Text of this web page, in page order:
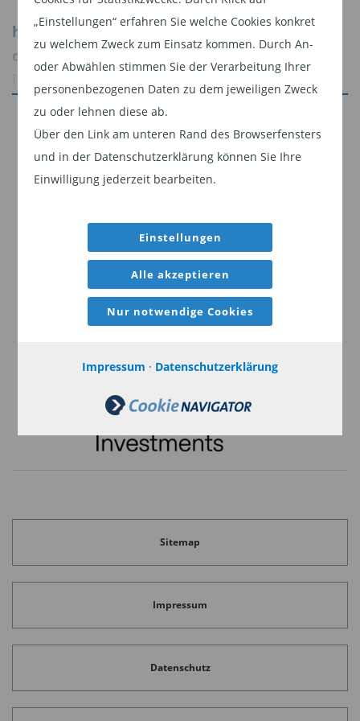
„Einstellungen“ erfahren Sie welche Cookies konkret
zu welchem Zweck zum Einsatz kommen. Durch An-
oder Abwählen stimmen Sie der Verarbeitung Ihrer
personenbezogenen Daten zu dem jeweiligen Zweck
zu oder lehnen diese ab.
Über den Link am unteren Rand des Browserfensters
und in der Datenschutzerklärung können Sie Ihre
Einwilligung jederzeit bearbeiten.
Einstellungen
Alle akzeptieren
Nur notwendige Cookies
Impressum · Datenschutzerklärung
https://www.bellevue.ch/ch-
de/institutional/produkte/healthcare-
https://www.bellevue.ch/ch-
de/institutional/produkte/selected-niches
https://www.bellevue.ch/ch-
de/institutional/produkte/entrepreneur-
investments
Jetzt weiterlesen
bestimmt. Mit Klick auf "Weiter" bestätigen
und stimmen unsererDatenschutzerklärung
zu.
Weiter
Sitemap
Impressum
Datenschutz